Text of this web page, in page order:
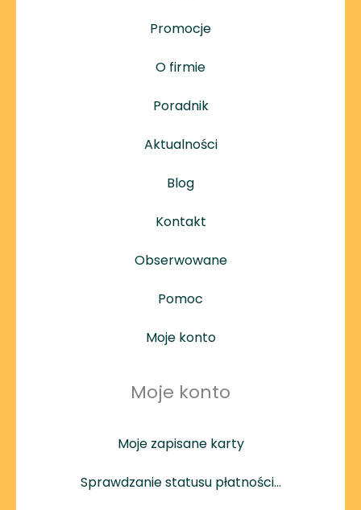
Promocje
O firmie
Poradnik
Aktualności
Blog
Kontakt
Obserwowane
Pomoc
Moje konto
Moje konto
Moje zapisane karty
Sprawdzanie statusu płatności…